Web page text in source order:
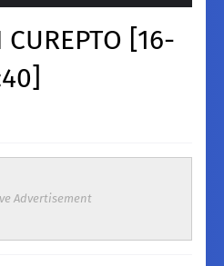
[16-
Advertisement